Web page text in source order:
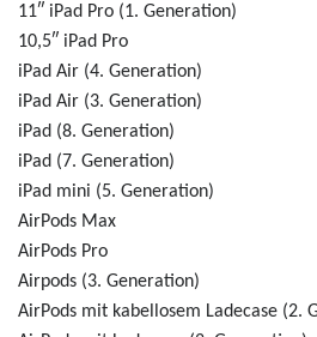
11″ iPad Pro (1. Generation)
10,5″ iPad Pro
iPad Air (4. Generation)
iPad Air (3. Generation)
iPad (8. Generation)
iPad (7. Generation)
iPad mini (5. Generation)
AirPods Max
AirPods Pro
Airpods (3. Generation)
AirPods mit kabellosem Ladecase (2.